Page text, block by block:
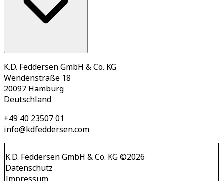
K.D. Feddersen GmbH & Co. KG
Wendenstraße 18
20097 Hamburg
Deutschland
+49 40 23507 01
info@kdfeddersen.com
K.D. Feddersen GmbH & Co. KG©2026
Datenschutz
Impressum